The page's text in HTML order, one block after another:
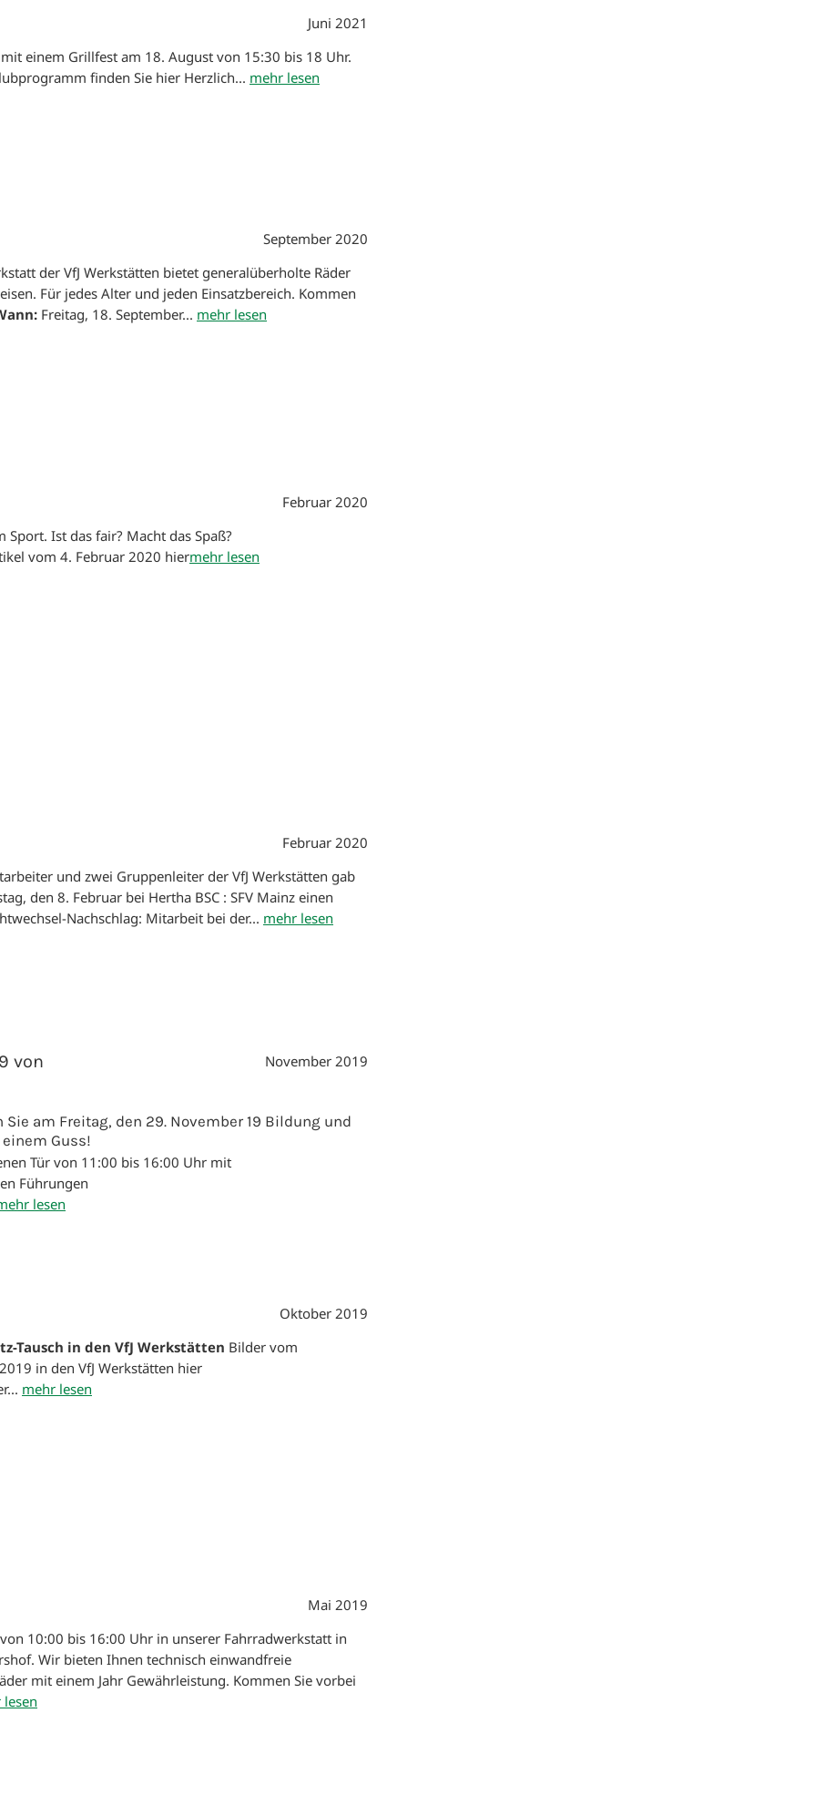
Juni 2021
einem Grillfest am 18. August von 15:30 bis 18 Uhr.
finden Sie hier Herzlich... mehr lesen
September 2020
der VfJ Werkstätten bietet generalüberholte Räder
Für jedes Alter und jeden Einsatzbereich. Kommen
Freitag, 18. September... mehr lesen
Februar 2020
Sport. Ist das fair? Macht das Spaß?
vom 4. Februar 2020 hiermehr lesen
Februar 2020
und zwei Gruppenleiter der VfJ Werkstätten gab
den 8. Februar bei Hertha BSC : SFV Mainz einen
Nachschlag: Mitarbeit bei der... mehr lesen
November 2019
von
Sie am Freitag, den 29. November 19 Bildung und
Guss!
Tür von 11:00 bis 16:00 Uhr mit
Führungen
lesen
Oktober 2019
Tausch in den VfJ Werkstätten Bilder vom
in den VfJ Werkstätten hier
mehr lesen
Mai 2019
10:00 bis 16:00 Uhr in unserer Fahrradwerkstatt in
Wir bieten Ihnen technisch einwandfreie
mit einem Jahr Gewährleistung. Kommen Sie vorbei